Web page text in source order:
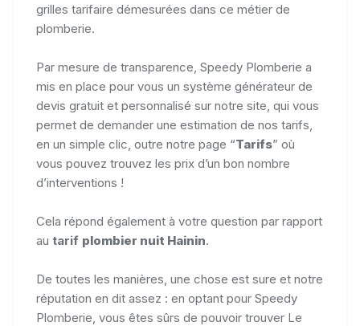
grilles tarifaire démesurées dans ce métier de
plomberie.
Par mesure de transparence, Speedy Plomberie a
mis en place pour vous un système générateur de
devis gratuit et personnalisé sur notre site, qui vous
permet de demander une estimation de nos tarifs,
en un simple clic, outre notre page “Tarifs” où
vous pouvez trouvez les prix d’un bon nombre
d’interventions !
Cela répond également à votre question par rapport
au tarif plombier nuit Hainin.
De toutes les manières, une chose est sure et notre
réputation en dit assez : en optant pour Speedy
Plomberie, vous êtes sûrs de pouvoir trouver Le